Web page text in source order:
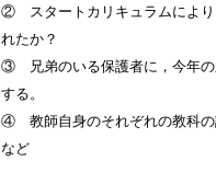
② スタートカリキュラムにより
れたか？
③ 兄弟のいる保護者に，今年の
する。
④ 教師自身のそれぞれの教科の
など